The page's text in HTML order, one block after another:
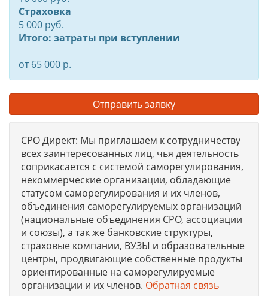
Страховка
5 000 руб.
Итого: затраты при вступлении
от 65 000 р.
Отправить заявку
СРО Директ: Мы приглашаем к сотрудничеству
всех заинтересованных лиц, чья деятельность
соприкасается с системой саморегулирования,
некоммерческие организации, обладающие
статусом саморегулирования и их членов,
объединения саморегулируемых организаций
(национальные объединения СРО, ассоциации
и союзы), а так же банковские структуры,
страховые компании, ВУЗЫ и образовательные
центры, продвигающие собственные продукты
ориентированные на саморегулируемые
организации и их членов. Обратная связь